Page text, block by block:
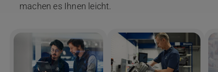
machen es Ihnen leicht.